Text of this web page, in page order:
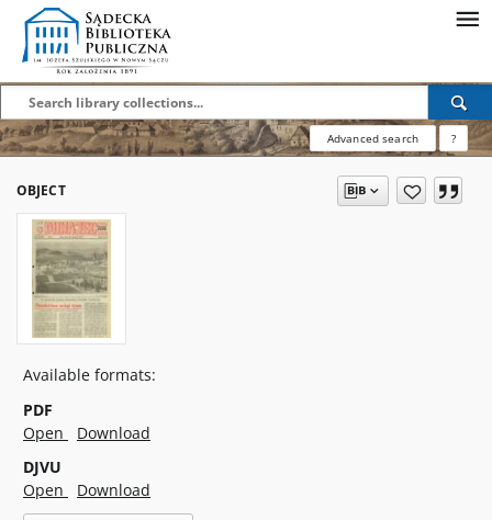
Advanced search ?
OBJECT
Available formats:
PDF
Open
Download
DJVU
Open
Download